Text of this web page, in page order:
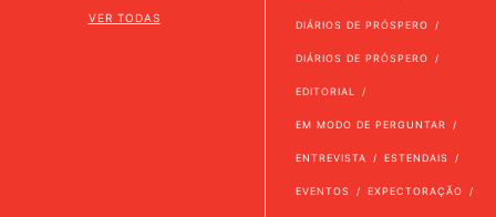
VER TODAS
DIÁRIOS DE PRÓSPERO
DIÁRIOS DE PRÓSPERO
EDITORIAL
EM MODO DE PERGUNTAR
ENTREVISTA ESTENDAIS
EVENTOS EXPECTORAÇÃO